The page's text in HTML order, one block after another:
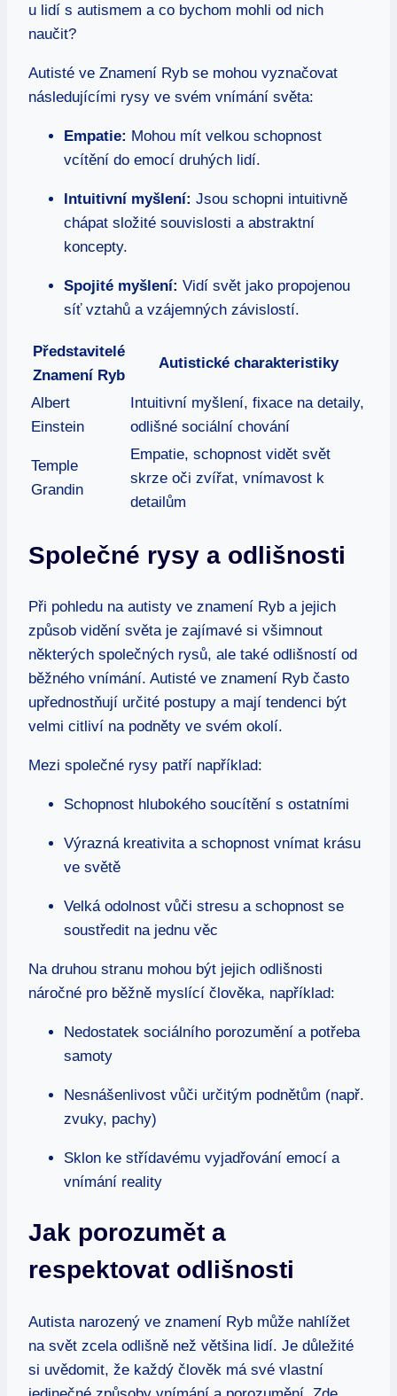
u lidí s autismem a co bychom mohli od nich
naučit?
Autisté ve Znamení Ryb se mohou vyznačovat
následujícími rysy ve svém vnímání světa:
Empatie: Mohou mít velkou schopnost
vcítění do emocí druhých lidí.
Intuitivní myšlení: Jsou schopni intuitivně
chápat složité souvislosti a abstraktní
koncepty.
Spojité myšlení: Vidí svět jako propojenou
síť vztahů a vzájemných závislostí.
Představitelé
Znamení Ryb
Autistické charakteristiky
Albert
Einstein
Intuitivní myšlení, fixace na detaily,
odlišné sociální chování
Temple
Grandin
Empatie, schopnost vidět svět
skrze oči zvířat, vnímavost k
detailům
Společné rysy a odlišnosti
Při pohledu na autisty ve znamení Ryb a jejich
způsob vidění světa je zajímavé si všimnout
některých společných rysů, ale také odlišností od
běžného vnímání. Autisté ve znamení Ryb často
upřednostňují určité postupy a mají tendenci být
velmi citliví na podněty ve svém okolí.
Mezi společné rysy patří například:
Schopnost hlubokého soucítění s ostatními
Výrazná kreativita a schopnost vnímat krásu
ve světě
Velká odolnost vůči stresu a schopnost se
soustředit na jednu věc
Na druhou stranu mohou být jejich odlišnosti
náročné pro běžně myslící člověka, například:
Nedostatek sociálního porozumění a potřeba
samoty
Nesnášenlivost vůči určitým podnětům (např.
zvuky, pachy)
Sklon ke střídavému vyjadřování emocí a
vnímání reality
Jak porozumět a
respektovat odlišnosti
Autista narozený ve znamení Ryb může nahlížet
na svět zcela odlišně než většina lidí. Je důležité
si uvědomit, že každý člověk má své vlastní